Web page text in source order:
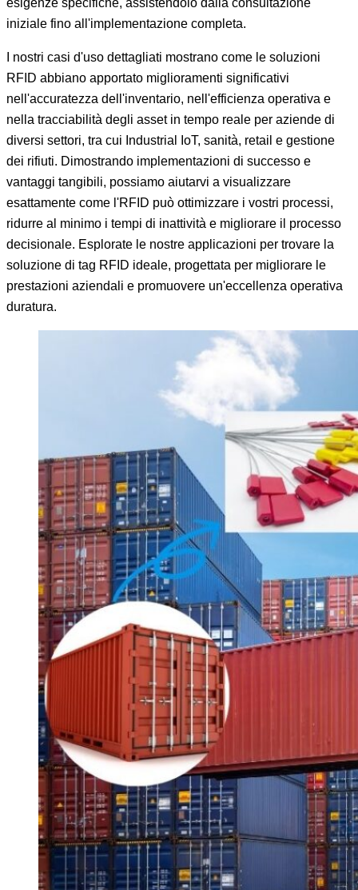
esigenze specifiche, assistendolo dalla consultazione
iniziale fino all'implementazione completa.
I nostri casi d'uso dettagliati mostrano come le soluzioni
RFID abbiano apportato miglioramenti significativi
nell'accuratezza dell'inventario, nell'efficienza operativa e
nella tracciabilità degli asset in tempo reale per aziende di
diversi settori, tra cui Industrial IoT, sanità, retail e gestione
dei rifiuti. Dimostrando implementazioni di successo e
vantaggi tangibili, possiamo aiutarvi a visualizzare
esattamente come l'RFID può ottimizzare i vostri processi,
ridurre al minimo i tempi di inattività e migliorare il processo
decisionale. Esplorate le nostre applicazioni per trovare la
soluzione di tag RFID ideale, progettata per migliorare le
prestazioni aziendali e promuovere un'eccellenza operativa
duratura.